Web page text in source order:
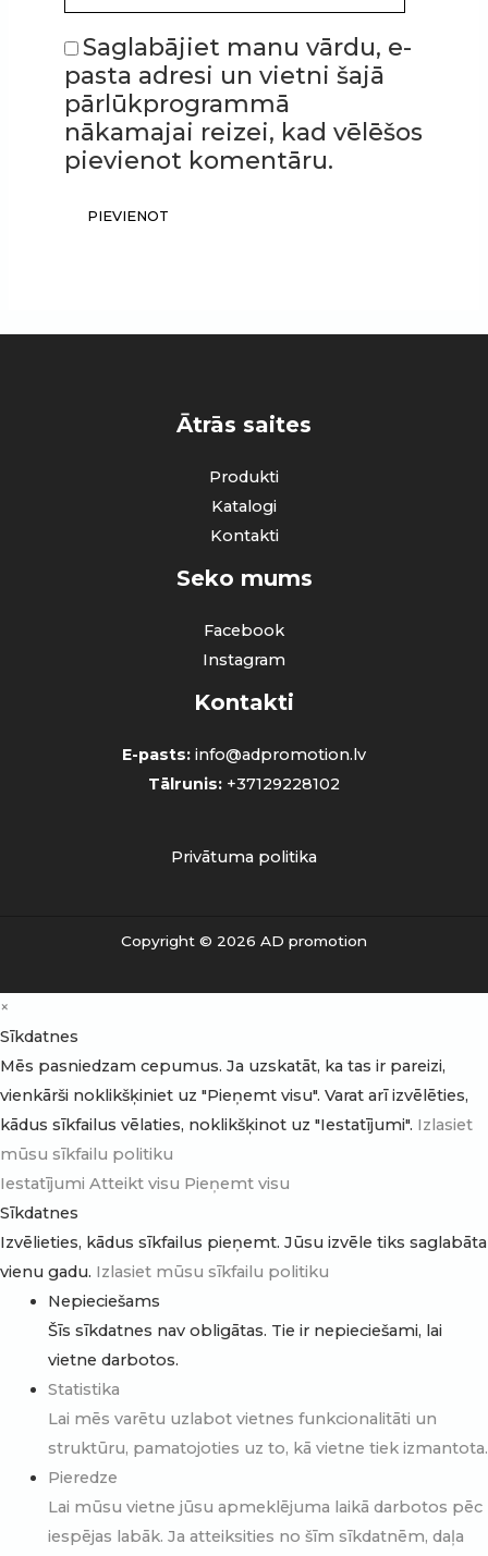
Saglabājiet manu vārdu, e-
pasta adresi un vietni šajā
pārlūkprogrammā
nākamajai reizei, kad vēlēšos
pievienot komentāru.
Ātrās saites
Produkti
Katalogi
Kontakti
Seko mums
Facebook
Instagram
Kontakti
E-pasts: info@adpromotion.lv
Tālrunis: +37129228102
Privātuma politika
Copyright © 2026 AD promotion
×
Sīkdatnes
Mēs pasniedzam cepumus. Ja uzskatāt, ka tas ir pareizi,
vienkārši noklikšķiniet uz "Pieņemt visu". Varat arī izvēlēties,
kādus sīkfailus vēlaties, noklikšķinot uz "Iestatījumi". Izlasiet
mūsu sīkfailu politiku
Iestatījumi Atteikt visu Pieņemt visu
Sīkdatnes
Izvēlieties, kādus sīkfailus pieņemt. Jūsu izvēle tiks saglabāta
vienu gadu. Izlasiet mūsu sīkfailu politiku
Nepieciešams
Šīs sīkdatnes nav obligātas. Tie ir nepieciešami, lai
vietne darbotos.
Statistika
Lai mēs varētu uzlabot vietnes funkcionalitāti un
struktūru, pamatojoties uz to, kā vietne tiek izmantota.
Pieredze
Lai mūsu vietne jūsu apmeklējuma laikā darbotos pēc
iespējas labāk. Ja atteiksities no šīm sīkdatnēm, daļa